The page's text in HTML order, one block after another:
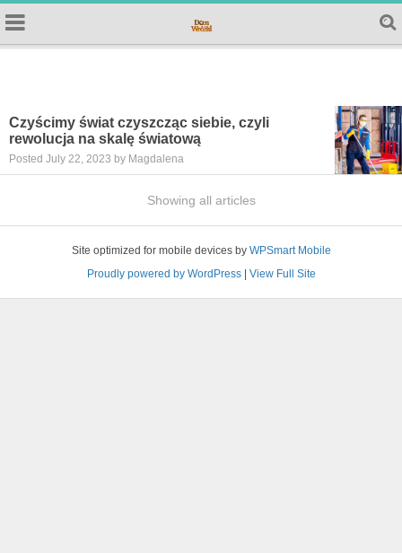
Czyścimy świat czyszcząc siebie, czyli
rewolucja na skalę światową
Posted July 22, 2023 by Magdalena
Showing all articles
Site optimized for mobile devices by WPSmart Mobile
Proudly powered by WordPress| View Full Site